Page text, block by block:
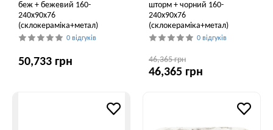
беж + бежевий 160-
240x90x76
(склокераміка+метал)
0 відгуків
50,733 грн
шторм + чорний 160-
240x90x76
(склокераміка+метал)
0 відгуків
46,365 грн
46,365 грн